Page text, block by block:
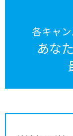
各キャ
あな